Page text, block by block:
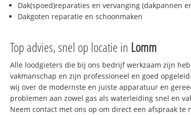
Dak(spoed)reparaties en vervanging (dakpannen
Dakgoten reparatie en schoonmaken
Top advies, snel op locatie in Lomm
Alle loodgieters die bij ons bedrijf werkzaam zijn
vakmanschap en zijn professioneel en goed
wij over de modernste en juiste apparatuur en
problemen aan zowel gas als waterleiding snel en
Neem contact met ons op om direct een afspraak te